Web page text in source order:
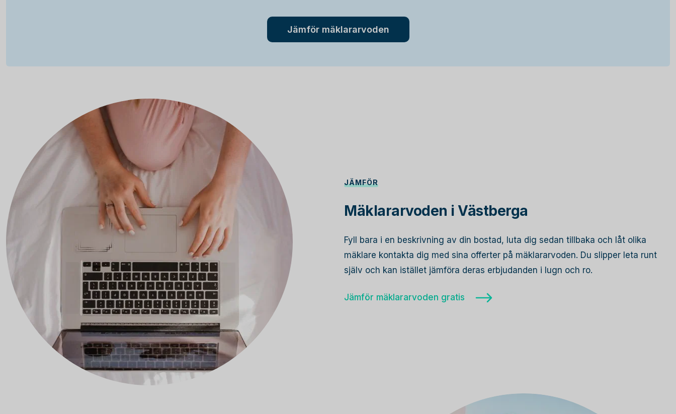
Jämför mäklararvoden
JÄMFÖR
Mäklararvoden i Västberga
Fyll bara i en beskrivning av din bostad, luta dig sedan tillbaka och låt olika
mäklare kontakta dig med sina offerter på mäklararvoden. Du slipper leta runt
själv och kan istället jämföra deras erbjudanden i lugn och ro.
Jämför mäklararvoden gratis